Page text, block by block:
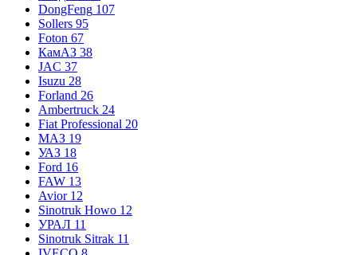
DongFeng 107
Sollers 95
Foton 67
КамАЗ 38
JAC 37
Isuzu 28
Forland 26
Ambertruck 24
Fiat Professional 20
МАЗ 19
УАЗ 18
Ford 16
FAW 13
Avior 12
Sinotruk Howo 12
УРАЛ 11
Sinotruk Sitrak 11